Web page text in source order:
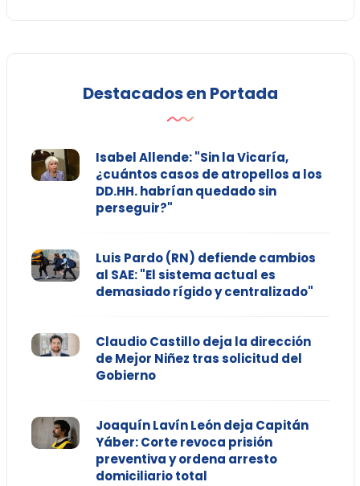
Destacados en Portada
Isabel Allende: "Sin la Vicaría,
¿cuántos casos de atropellos a los
DD.HH. habrían quedado sin
perseguir?"
Luis Pardo (RN) defiende cambios
al SAE: "El sistema actual es
demasiado rígido y centralizado"
Claudio Castillo deja la dirección
de Mejor Niñez tras solicitud del
Gobierno
Joaquín Lavín León deja Capitán
Yáber: Corte revoca prisión
preventiva y ordena arresto
domiciliario total